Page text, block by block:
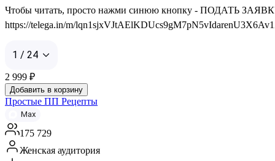
Чтобы читать, просто нажми синюю кнопку - ПОДАТЬ
https://telega.in/m/
1 / 24
2 999 ₽
Добавить в корзину
Простые ПП Рецепты
Max
175 729
Женская аудитория